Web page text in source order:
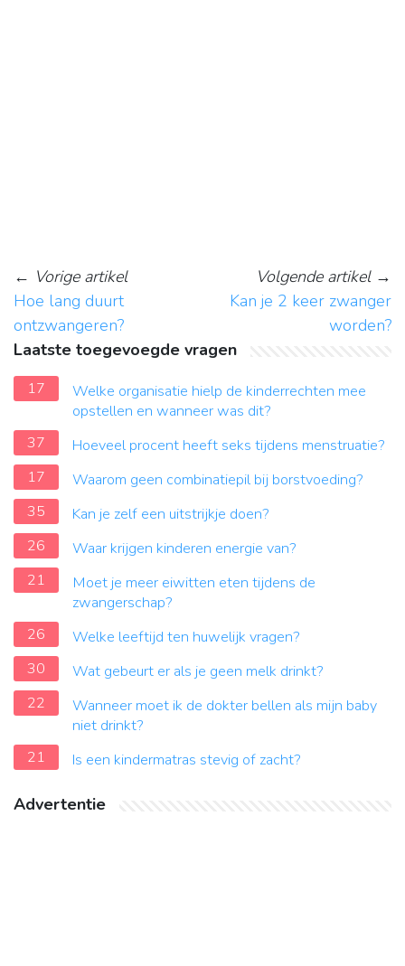
← Vorige artikel
Hoe lang duurt
ontzwangeren?
Volgende artikel→
Kan je 2 keer zwanger
worden?
Laatste toegevoegde vragen
17
Welke organisatie hielp de kinderrechten mee
opstellen en wanneer was dit?
37
Hoeveel procent heeft seks tijdens menstruatie?
17
Waarom geen combinatiepil bij borstvoeding?
35
Kan je zelf een uitstrijkje doen?
26
Waar krijgen kinderen energie van?
21
Moet je meer eiwitten eten tijdens de
zwangerschap?
26
Welke leeftijd ten huwelijk vragen?
30
Wat gebeurt er als je geen melk drinkt?
22
Wanneer moet ik de dokter bellen als mijn baby
niet drinkt?
21
Is een kindermatras stevig of zacht?
Advertentie